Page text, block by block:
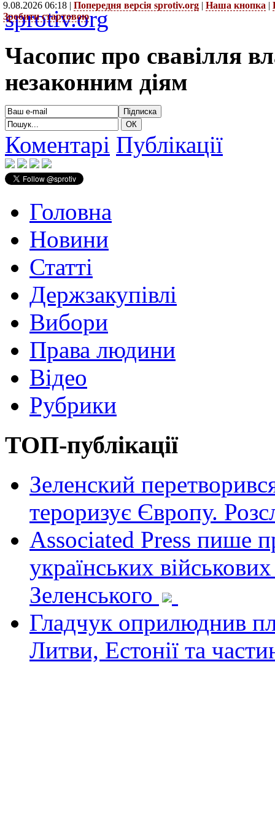
9.08.2026 06:18 | Попередня версія sprotiv.org | Наша кнопка |
Зробити стартовою
sprotiv.org
Часопис про свавілля
незаконним діям
Коментарі Публікації
Головна
Новини
Статті
Держзакупівлі
Вибори
Права людини
Відео
Рубрики
ТОП-публікації
Зеленский
тероризує Європу.
Associated Press пише
українських
Зеленського
Гладчук оприлюднив
Литви, Естонії та